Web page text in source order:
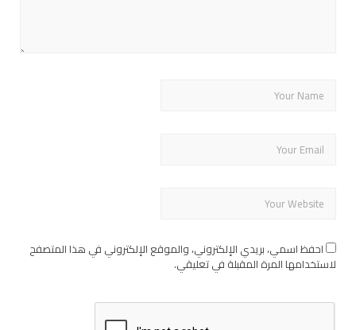
احفظ اسمي، بريدي الإلكتروني، والموقع الإلكتروني في هذا المتصفح
لاستخدامها المرة المقبلة في تعليقي.